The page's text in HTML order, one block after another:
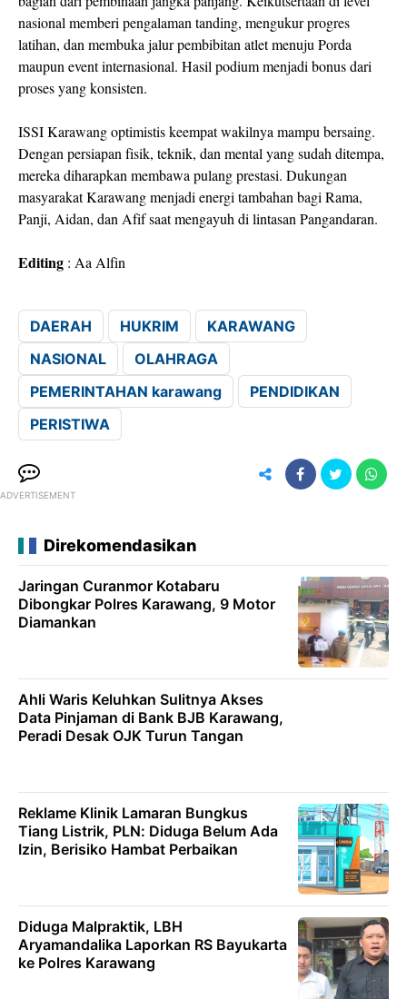
nasional memberi pengalaman tanding, mengukur progres
latihan, dan membuka jalur pembibitan atlet menuju Porda
maupun event internasional. Hasil podium menjadi bonus dari
proses yang konsisten.
ISSI Karawang optimistis keempat wakilnya mampu bersaing.
Dengan persiapan fisik, teknik, dan mental yang sudah ditempa,
mereka diharapkan membawa pulang prestasi. Dukungan
masyarakat Karawang menjadi energi tambahan bagi Rama,
Panji, Aidan, dan Afif saat mengayuh di lintasan Pangandaran.
Editing : Aa Alfin
DAERAH HUKRIM
KARAWANG
NASIONAL
OLAHRAGA
PEMERINTAHAN karawang
PENDIDIKAN
PERISTIWA
ADVERTISEMENT
Direkomendasikan
Jaringan Curanmor Kotabaru
Dibongkar Polres Karawang, 9 Motor
Diamankan
Ahli Waris Keluhkan Sulitnya Akses
Data Pinjaman di Bank BJB Karawang,
Peradi Desak OJK Turun Tangan
Reklame Klinik Lamaran Bungkus
Tiang Listrik, PLN: Diduga Belum Ada
Izin, Berisiko Hambat Perbaikan
Diduga Malpraktik, LBH
Aryamandalika Laporkan RS Bayukarta
ke Polres Karawang